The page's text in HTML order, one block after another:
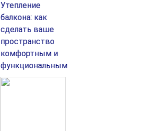
Утепление
балкона: как
сделать ваше
пространство
комфортным и
функциональным